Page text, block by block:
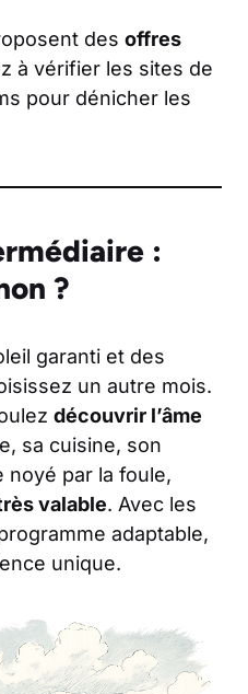
des offres
à vérifier les sites de
pour dénicher les
:
?
garanti et des
un autre mois.
découvrir l’âme
sa cuisine, son
noyé par la foule,
valable. Avec les
adaptable,
unique.